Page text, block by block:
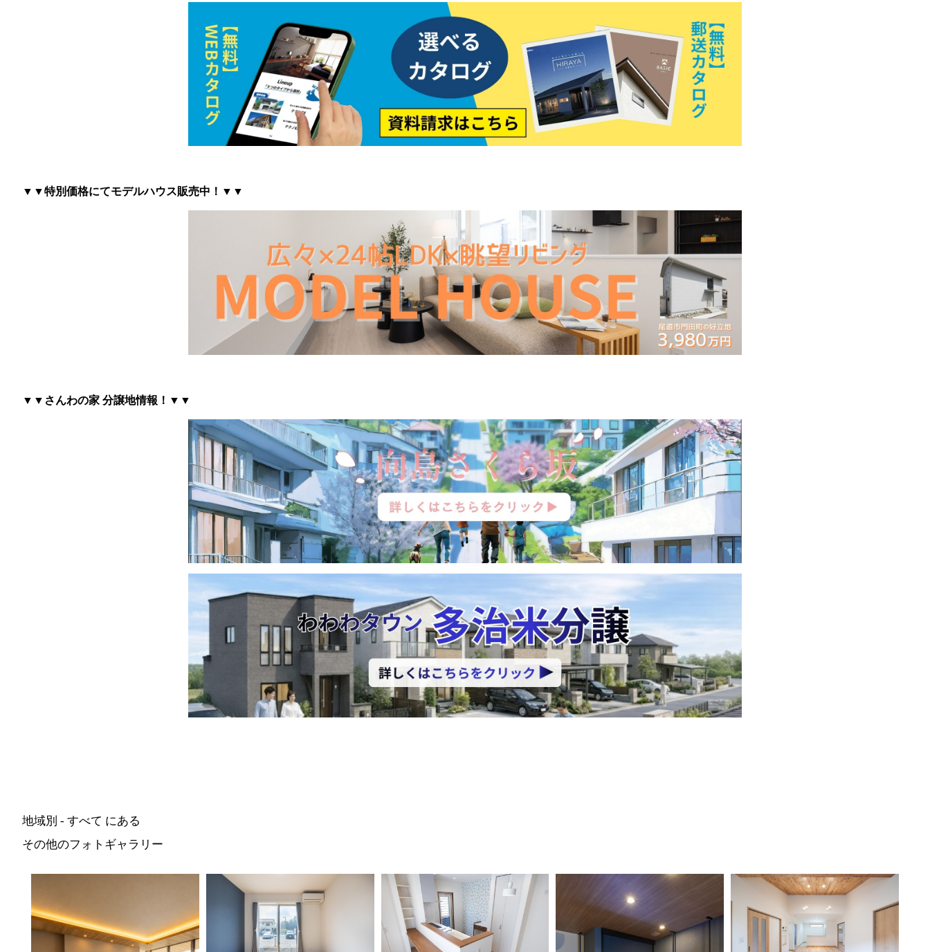
▼▼特別価格にてモデルハウス販売中！▼▼
▼▼さんわの家 分譲地情報 ！▼▼
地域別 - すべて にある
その他のフォトギャラリー